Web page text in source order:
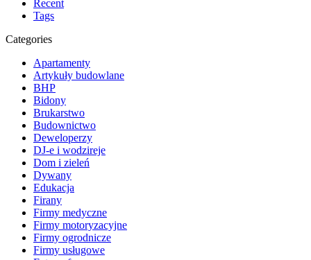
Recent
Tags
Categories
Apartamenty
Artykuły budowlane
BHP
Bidony
Brukarstwo
Budownictwo
Deweloperzy
DJ-e i wodzireje
Dom i zieleń
Dywany
Edukacja
Firany
Firmy medyczne
Firmy motoryzacyjne
Firmy ogrodnicze
Firmy usługowe